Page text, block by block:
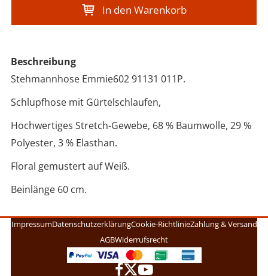
In den Warenkorb
Beschreibung
Stehmannhose Emmie602 91131 011P.
Schlupfhose mit Gürtelschlaufen,
Hochwertiges Stretch-Gewebe, 68 % Baumwolle, 29 %
Polyester, 3 % Elasthan.
Floral gemustert auf Weiß.
Beinlänge 60 cm.
ImpressumDatenschutzerklärungCookie-RichtlinieZahlung & Versand
AGBWiderrufsrecht